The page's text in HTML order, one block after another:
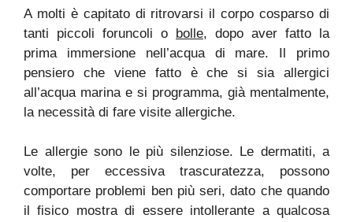
A molti è capitato di ritrovarsi il corpo cosparso di
tanti piccoli foruncoli o bolle, dopo aver fatto la
prima immersione nell’acqua di mare. Il primo
pensiero che viene fatto è che si sia allergici
all’acqua marina e si programma, già mentalmente,
la necessità di fare visite allergiche.
Le allergie sono le più silenziose. Le dermatiti, a
volte, per eccessiva trascuratezza, possono
comportare problemi ben più seri, dato che quando
il fisico mostra di essere intollerante a qualcosa